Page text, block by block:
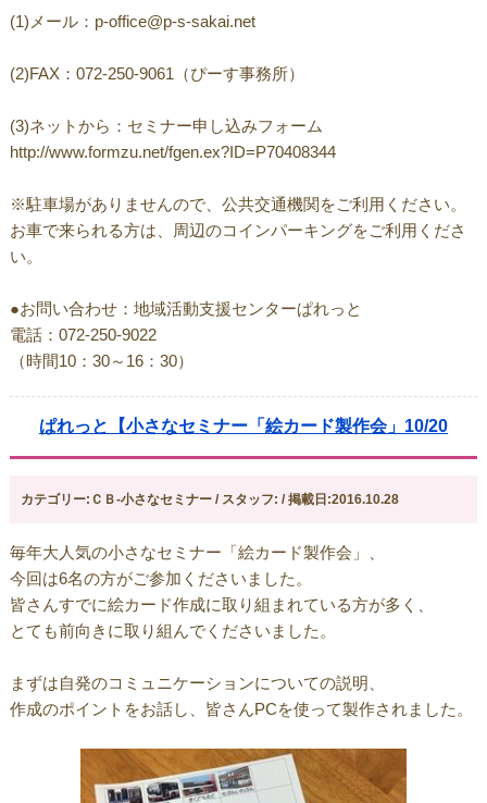
(1)メール：p-office@p-s-sakai.net
(2)FAX：072-250-9061（ぴーす事務所）
(3)ネットから：セミナー申し込みフォーム
http://www.formzu.net/fgen.ex?ID=P70408344
※駐車場がありませんので、公共交通機関をご利用ください。
お車で来られる方は、周辺のコインパーキングをご利用くださ
い。
●お問い合わせ：地域活動支援センターぱれっと
電話：072-250-9022
（時間10：30～16：30）
ぱれっと【小さなセミナー「絵カード製作会」10/20
カテゴリー:ＣＢ-小さなセミナー / スタッフ: / 掲載日:2016.10.28
毎年大人気の小さなセミナー「絵カード製作会」、
今回は6名の方がご参加くださいました。
皆さんすでに絵カード作成に取り組まれている方が多く、
とても前向きに取り組んでくださいました。
まずは自発のコミュニケーションについての説明、
作成のポイントをお話し、皆さんPCを使って製作されました。